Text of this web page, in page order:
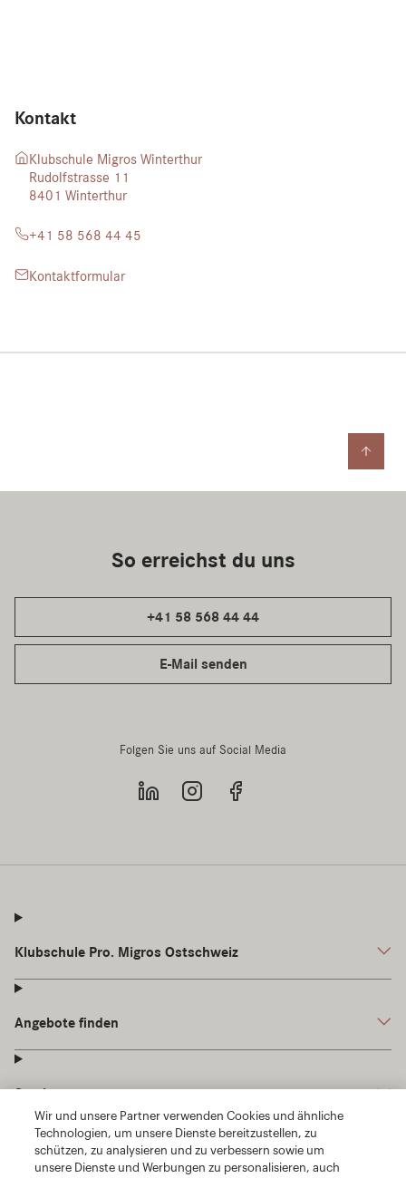
Wir und unsere Partner verwenden Cookies und ähnliche
Technologien, um unsere Dienste bereitzustellen, zu
schützen, zu analysieren und zu verbessern sowie um
unsere Dienste und Werbungen zu personalisieren, auch